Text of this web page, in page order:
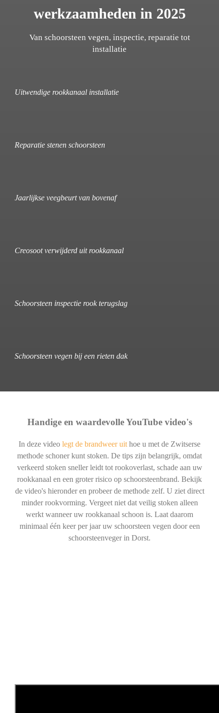
werkzaamheden in 2025
Van schoorsteen vegen, inspectie, reparatie tot
installatie
Uitwendige rookkanaal installatie
Reparatie stenen schoorsteen
Jaarlijkse veegbeurt van bovenaf
Creosoot verwijderd uit rookkanaal
Schoorsteen inspectie rook terugslag
Schoorsteen vegen bij een rieten dak
Handige en waardevolle YouTube video's
In deze video legt de brandweer uit hoe u met de Zwitserse
methode schoner kunt stoken. De tips zijn belangrijk, omdat
verkeerd stoken sneller leidt tot rookoverlast, schade aan uw
rookkanaal en een groter risico op schoorsteenbrand. Bekijk
de video's hieronder en probeer de methode zelf. U ziet direct
minder rookvorming. Vergeet niet dat veilig stoken alleen
werkt wanneer uw rookkanaal schoon is. Laat daarom
minimaal één keer per jaar uw schoorsteen vegen door een
schoorsteenveger in Dorst.